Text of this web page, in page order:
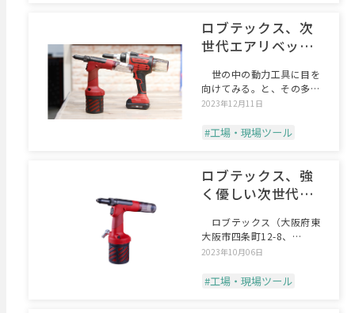
ロブテックス、次
世代エアリベッタ
世の中の動力工具に目を
向けてみる。と、その多く
が男性を意識したデザイン
2023年12月11日
#工場・現場ツール
ロブテックス、強
く優しい次世代エ
ロブテックス（大阪府東
大阪市四条町12-8、
TEL.072-980-1
2023年10月06日
#工場・現場ツール